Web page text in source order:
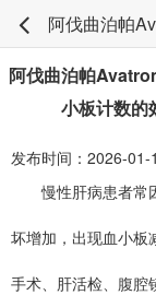
阿伐曲泊帕
小板计数的
发布时间：2026-01-
慢性肝病患者常因
坏增加，出现血小板
手术、肝活检、腹腔